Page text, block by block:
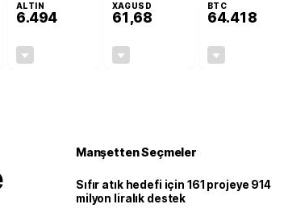
ALTIN
6.494
XAGUSD
61,68
BTC
64.418
Manşetten Seçmeler
Sıfır atık hedefi için 161 projeye 914
milyon liralık destek